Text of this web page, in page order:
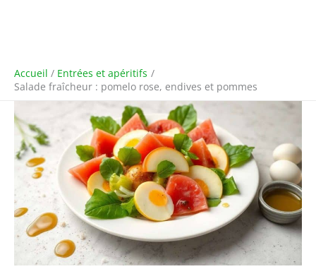
Accueil
Entrées et apéritifs
Salade fraîcheur : pomelo rose, endives et pommes